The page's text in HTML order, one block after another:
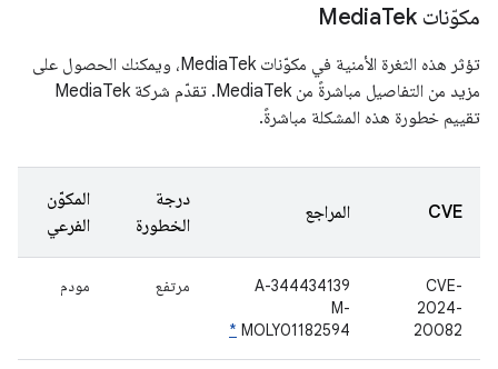
مكوّنات MediaTek
تؤثر هذه الثغرة الأمنية في مكوّنات MediaTek، ويمكنك الحصول على
مزيد من التفاصيل مباشرةً من MediaTek. تقدّم شركة MediaTek
تقييم خطورة هذه المشكلة مباشرةً.
CVE المراجع
درجة
الخطورة
المكوّن
الفرعي
CVE-
2024-
20082
A-344434139
M-
MOLY01182594
*
مرتفع مودم